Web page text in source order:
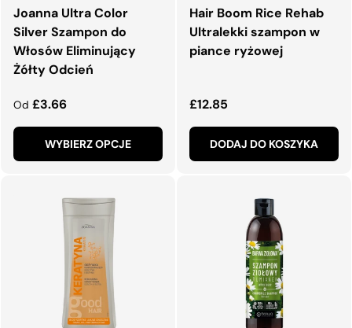
Joanna Ultra Color
Silver Szampon do
Włosów Eliminujący
Żółty Odcień
Normalna cena
Od £3.66
WYBIERZ OPCJE
Hair Boom Rice Rehab
Ultralekki szampon w
piance ryżowej
Normalna cena
£12.85
DODAJ DO KOSZYKA